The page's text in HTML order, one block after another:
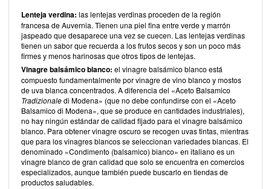
Lenteja verdina: las lentejas verdinas proceden de la región
francesa de Auvernia. Tienen una piel fina entre verde y marrón
jaspeado que desaparece una vez se cuecen. Las lentejas verdinas
tienen un sabor que recuerda a los frutos secos y son un poco más
firmes y menos harinosas que otros tipos de lentejas.
Vinagre balsámico blanco: el vinagre balsámico blanco está
compuesto fundamentalmente por vinagre de vino blanco y mostos
de uva blanca concentrados. A diferencia del «Aceto Balsamico
Tradizionaledi Modena» (que no debe confundirse con el «Aceto
Balsamico di Modena», que se produce en cantidades industriales),
no hay ningún estándar de calidad fijado para el vinagre balsámico
blanco. Para obtener vinagre oscuro se recogen uvas tintas, mientras
que para los vinagres blancos se seleccionan variedades blancas. El
denominado «Condimento (balsamico) bianco» en italiano es un
vinagre blanco de gran calidad que solo se encuentra en comercios
especializados, aunque también puede buscarlo en tiendas de
productos saludables.